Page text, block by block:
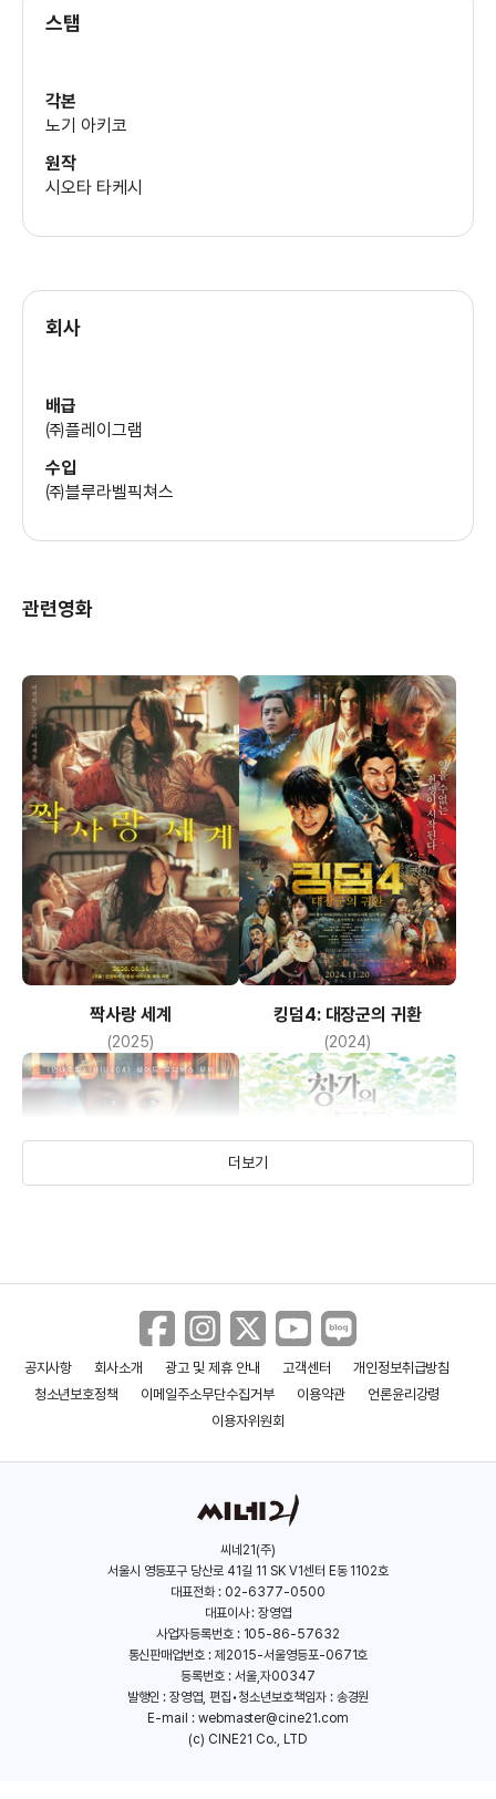
스탭
각본
노기 아키코
원작
시오타 타케시
회사
배급
㈜플레이그램
수입
㈜블루라벨픽쳐스
관련영화
짝사랑 세계
(2025)
킹덤4: 대장군의 귀환
(2024)
라스트 마일 창가의 토토
더보기
공지사항 회사소개 광고 및 제휴 안내 고객센터
개인정보취급방침
청소년보호정책
이메일주소무단수집거부 이용약관
언론윤리강령
이용자위원회
씨네21(주)
서울시 영등포구 당산로 41길 11 SK V1센터 E동 1102호
대표전화 : 02-6377-0500
대표이사 : 장영엽
사업자등록번호 : 105-86-57632
통신판매업번호 : 제2015-서울영등포-0671호
등록번호 : 서울,자00347
발행인 : 장영엽, 편집•청소년보호책임자 : 송경원
E-mail : webmaster@cine21.com
(c) CINE21 Co., LTD